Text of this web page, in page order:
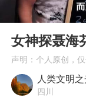
Play
00:00
女神探聂海
声明：个人原创，
人类文明
四川